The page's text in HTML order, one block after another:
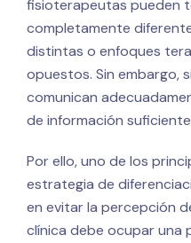
fisioterapeutas pueden
completamente
distintas o enfoques
opuestos. Sin embargo,
comunican
de información
Por ello, uno de los
estrategia de
en evitar la percepción
clínica debe ocupar una